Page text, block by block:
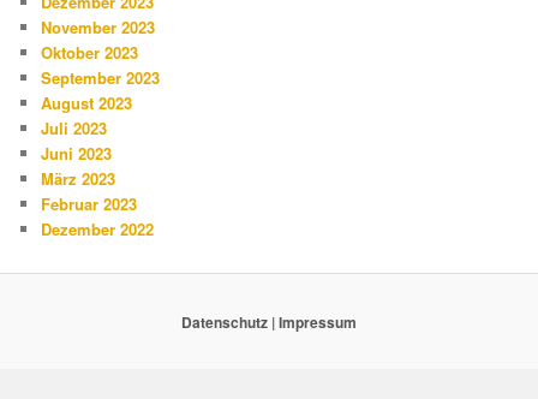
November 2023
Oktober 2023
September 2023
August 2023
Juli 2023
Juni 2023
März 2023
Februar 2023
Dezember 2022
Datenschutz |Impressum